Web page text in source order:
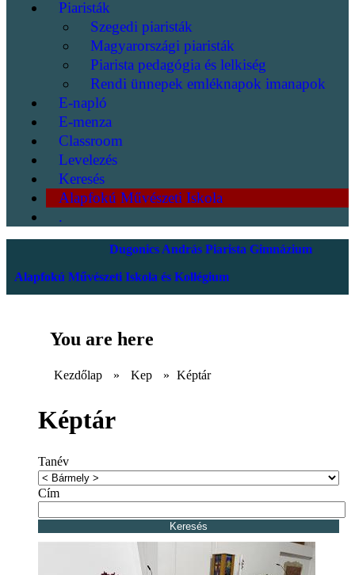
Piaristák
Szegedi piaristák
Magyarországi piaristák
Piarista pedagógia és lelkiség
Rendi ünnepek emléknapok imanapok
E-napló
E-menza
Classroom
Levelezés
Keresés
Alapfokú Művészeti Iskola
.
Dugonics András Piarista Gimnázium
Alapfokú Művészeti Iskola és Kollégium
You are here
Kezdőlap » Kep » Képtár
Képtár
Tanév
Cím